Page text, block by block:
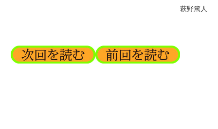
萩野篤人